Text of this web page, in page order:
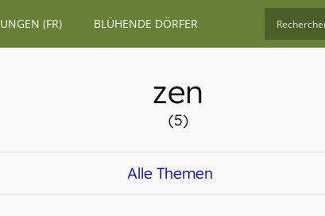
(FR) BLÜHENDE DÖRFER
zen
(5)
Alle Themen